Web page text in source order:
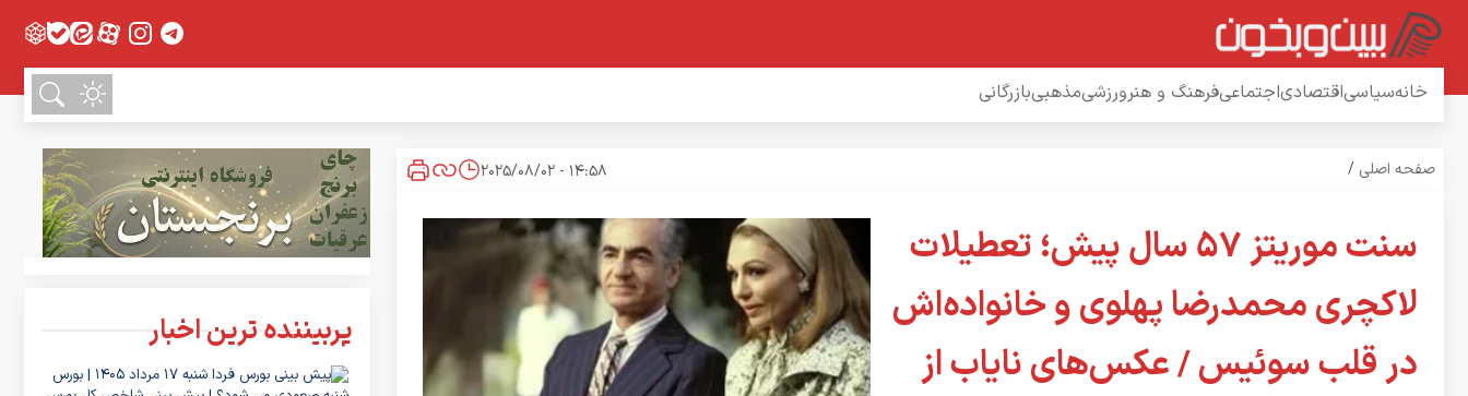
خانهسیاسیاقتصادیاجتماعیفرهنگ و هنرورزشیمذهبیبازرگانی
صفحه اصلی /
14:58 - 2025/08/02
سنت موریتز ۵۷ سال پیش؛ تعطیلات
لاکچری محمدرضا پهلوی و خانواده‌اش
در قلب سوئیس / عکس‌های نایاب از
پربیننده ترین اخبار